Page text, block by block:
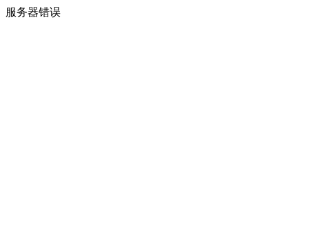
服务器错误